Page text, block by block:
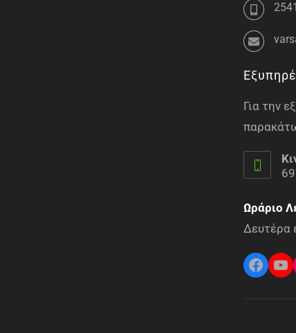
Για την
Ωράριο
Δευτέρα